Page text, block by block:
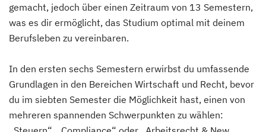
gemacht, jedoch über einen Zeitraum von 13 Semestern,
was es dir ermöglicht, das Studium optimal mit deinem
Berufsleben zu vereinbaren.
In den ersten sechs Semestern erwirbst du umfassende
Grundlagen in den Bereichen Wirtschaft und Recht, bevor
du im siebten Semester die Möglichkeit hast, einen von
mehreren spannenden Schwerpunkten zu wählen: